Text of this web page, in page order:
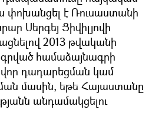
փոխանցել է Ռուսաստանի
Սերգեյ Ցիվիլյովի
2013 թվականի
համաձայնագրի
դադարեցման կամ
մասին, եթե Հայաստանը
անդամակցելու